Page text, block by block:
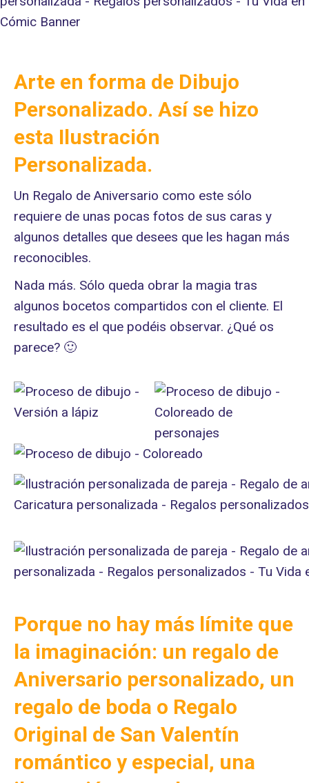
Arte en forma de Dibujo
Personalizado. Así se hizo
esta Ilustración
Personalizada.
Un Regalo de Aniversario como este sólo
requiere de unas pocas fotos de sus caras y
algunos detalles que desees que les hagan más
reconocibles.
Nada más. Sólo queda obrar la magia tras
algunos bocetos compartidos con el cliente. El
resultado es el que podéis observar. ¿Qué os
parece? 🙂
Porque no hay más límite que
la imaginación: un regalo de
Aniversario personalizado, un
regalo de boda o Regalo
Original de San Valentín
romántico y especial, una